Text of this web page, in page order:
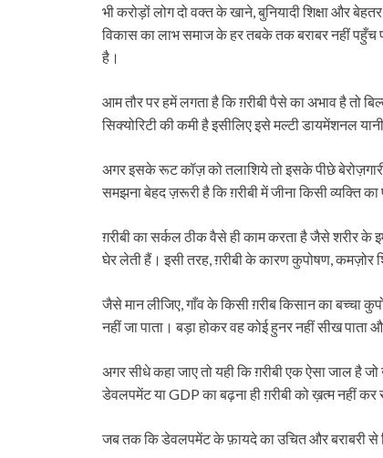
भी करोड़ों लोग दो वक्त के खाने, बुनियादी शिक्षा और
विकास का लाभ समाज के हर तबके तक बराबर नहीं पहुँच
है।
आम तौर पर हमें लगता है कि ग़रीबी पैसे का अभाव है तो
सिक्योरिटी की कमी है इसीलिए इसे मल्टी डायमेंशनल
अगर इसके रूट कॉज़ को तलाशिये तो इसके पीछे
समझना बेहद ज़रूरी है कि ग़रीबी में जीना किसी व्यक्ति
ग़रीबी का सर्कल ठीक वैसे ही काम करता है जैसे शरीर के
घेर लेती हैं। इसी तरह, ग़रीबी के कारण कुपोषण, कमज़ोर
जैसे मान लीजिए, गाँव के किसी ग़रीब किसान का बच्चा
नहीं जा पाता। बड़ा होकर वह कोई हुनर नहीं सीख
अगर सीधे कहा जाए तो यही कि ग़रीबी एक ऐसा जाल है
डेवलपमेंट या GDP का बढ़ना ही ग़रीबी को ख़त्म नहीं
जब तक कि डेवलपमेंट के फ़ायदे का उचित और बराबरी से